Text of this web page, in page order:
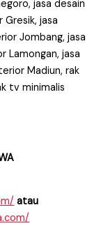
jasa desain
jasa
Jombang, jasa
Lamongan, jasa
Madiun, rak
tv minimalis
atau